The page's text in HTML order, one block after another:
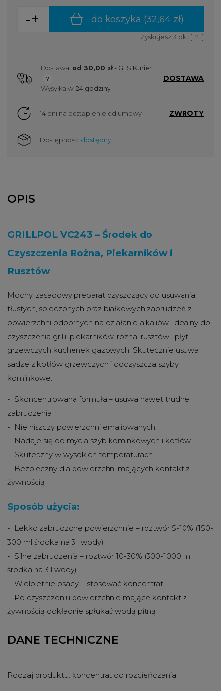
+
- do koszyka (32,64 zł)
Zyskujesz 3 pkt [ ? ]
Dostawa: od 30,00 zł - GLS Kurier
Cena nie zawiera ewentualnych kosztów płatności
Wysyłka w: 24 godziny
DOSTAWA
14 dni na odstąpienie od umowy ZWROTY
Dostępność: dostępny
OPIS
GRILLPOL VC243 – Środek do
Czyszczenia Rożna, Piekarników i
Rusztów
Mocny, zasadowy preparat czyszczący do usuwania
tłustych, spieczonych oraz białkowych zabrudzeń z
powierzchni odpornych na działanie alkaliów. Idealny do
czyszczenia grilli, piekarników, rożna, rusztów i płyt
grzewczych kuchenek gazowych. Skutecznie usuwa
sadze z kotłów grzewczych i doczyszcza szyby
kominkowe.
- Skoncentrowana formuła – usuwa nawet trudne
zabrudzenia
- Nie niszczy powierzchni emaliowanych
- Nadaje się do mycia szyb kominkowych i kotłów
- Skuteczny w wysokich temperaturach
- Bezpieczny dla powierzchni mających kontakt z
żywnością
Sposób użycia:
- Lekko zabrudzone powierzchnie – roztwór 5-10% (150-
300 ml środka na 3 l wody)
- Silne zabrudzenia – roztwór 10-30% (300-1000 ml
środka na 3 l wody)
- Wieloletnie osady – stosować koncentrat
- Po czyszczeniu powierzchnie mające kontakt z
żywnością dokładnie spłukać wodą pitną
DANE TECHNICZNE
Rodzaj produktu: koncentrat do rozcieńczania